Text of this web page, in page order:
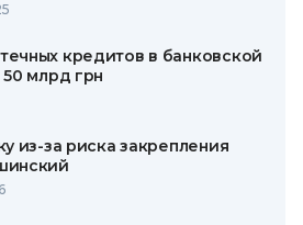
кредитов в банковской
млрд грн
из-за риска закрепления